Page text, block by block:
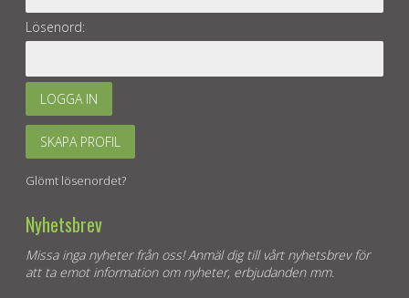
Lösenord:
LOGGA IN
SKAPA PROFIL
Glömt lösenordet?
Nyhetsbrev
Missa inga nyheter från oss! Anmäl dig till vårt nyhetsbrev för
att ta emot information om nyheter, erbjudanden mm.